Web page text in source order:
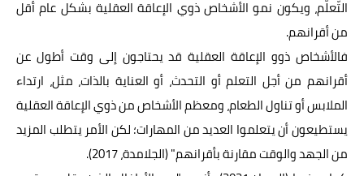
التَّعلُّم، ويكون نمو الأشخاص ذوي الإعاقة العقلية بشكل عام أقل
من أقرانهم.
فالأشخاص ذوو الإعاقة العقلية قد يحتاجون إلى وقت أطول عن
أقرانهم من أجل التعلم أو التحدث، أو العناية بالذات، مثل، ارتداء
الملابس أو تناول الطعام، ومعظم الأشخاص من ذوي الإعاقة العقلية
يستطيعون أن يتعلموا العديد من المهارات؛ لكن الأمر يتطلب المزيد
من الجهد والوقت مقارنة بأقرانهم" (الجلامدة، 2017).